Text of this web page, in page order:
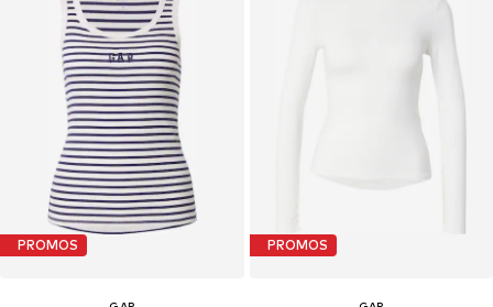
PROMOS PROMOS